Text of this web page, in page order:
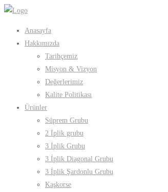
Anasayfa
Hakkımızda
Tarihçemiz
Misyon & Vizyon
Değerlerimiz
Kalite Politikası
Ürünler
Süprem Grubu
2 İplik grubu
3 İplik Grubu
3 İplik Diagonal Grubu
3 İplik Şardonlu Grubu
Kaşkorse